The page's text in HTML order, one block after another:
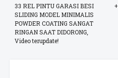
33 REL PINTU GARASI BESI
SLIDING MODEL MINIMALIS
POWDER COATING SANGAT
RINGAN SAAT DIDORONG,
Video terupdate!